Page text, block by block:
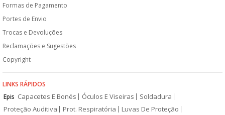
Formas de Pagamento
Portes de Envio
Trocas e Devoluções
Reclamações e Sugestões
Copyright
LINKS RÁPIDOS
Epis Capacetes E Bonés Óculos E Viseiras
Soldadura
Proteção Auditiva
Prot. Respiratória
Luvas De Proteção